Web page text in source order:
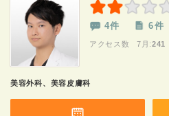
4件 6件
アクセス数 7月:241
美容外科、美容皮膚科